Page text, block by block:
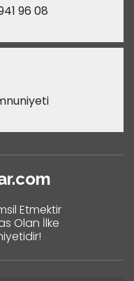
96 08
Etmektir
Olan İlke